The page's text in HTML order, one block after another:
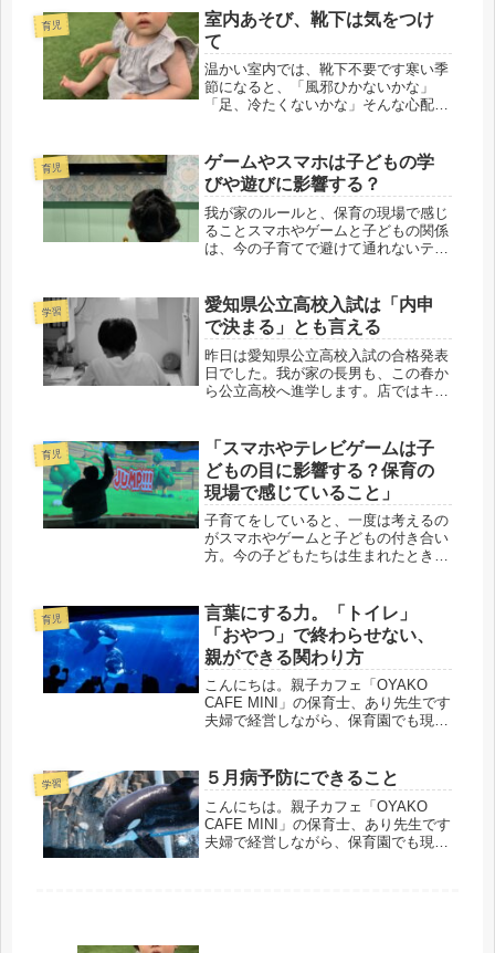
育児
室内あそび、靴下は気をつけ
て
温かい室内では、靴下不要です寒い季
節になると、「風邪ひかないかな」
「足、冷たくないかな」そんな心配か
ます。でも実は、室内あそびでは靴下
を履かせない方がいい理由が、いくつ
かあ...
育児
ゲームやスマホは子どもの学
びや遊びに影響する？
我が家のルールと、保育の現場で感じ
ることスマホやゲームと子どもの関係
は、今の子育てで避けて通れないテー
触れていた方がいい」という意見もよ
く聞きます。確かにその考え方も理解
で...
学習
愛知県公立高校入試は「内申
で決まる」とも言える
昨日は愛知県公立高校入試の合格発表
日でした。我が家の長男も、この春か
ら公立高校へ進学します。店ではキッ
当。そんな立場でこの3年間を見てき
ました。これからの高校生活の中で自
分の...
育児
「スマホやテレビゲームは子
どもの目に影響する？保育の
現場で感じていること」
子育てをしていると、一度は考えるの
がスマホやゲームと子どもの付き合い
方。今の子どもたちは生まれたときか
の時代、AIやデジタルに慣れておくこ
とも大事」という意見もよく聞きま
す...
育児
言葉にする力。「トイレ」
「おやつ」で終わらせない、
親ができる関わり方
こんにちは。親子カフェ「OYAKO
CAFE MINI」の保育士、あり先生です
夫婦で経営しながら、保育園でも現役
て、日々の関わりを大切にしていま
す。今日は、会話を「単語で終...
学習 ５月病予防にできること
こんにちは。親子カフェ「OYAKO
CAFE MINI」の保育士、あり先生です
夫婦で経営しながら、保育園でも現役